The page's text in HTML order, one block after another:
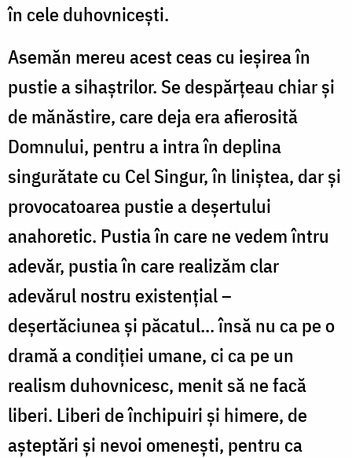
în cele duhovnicești.
Asemăn mereu acest ceas cu ieșirea în
pustie a sihaștrilor. Se despărțeau chiar și
de mănăstire, care deja era afierosită
Domnului, pentru a intra în deplina
singurătate cu Cel Singur, în liniștea, dar și
provocatoarea pustie a deșertului
anahoretic. Pustia în care ne vedem întru
adevăr, pustia în care realizăm clar
adevărul nostru existențial –
deșertăciunea și păcatul... însă nu ca pe o
dramă a condiției umane, ci ca pe un
realism duhovnicesc, menit să ne facă
liberi. Liberi de închipuiri și himere, de
așteptări și nevoi omenești, pentru ca